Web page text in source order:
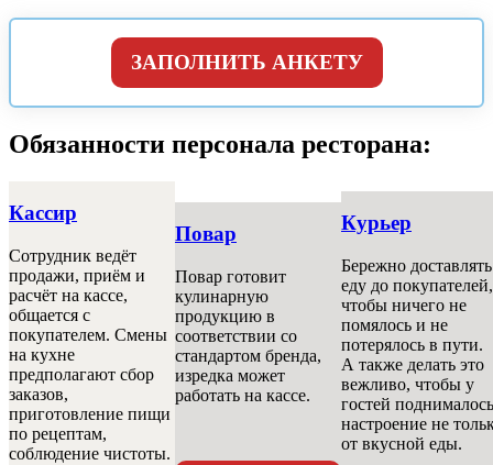
ЗАПОЛНИТЬ АНКЕТУ
Обязанности персонала ресторана:
Кассир
Сотрудник ведёт
продажи, приём и
расчёт на кассе,
общается с
покупателем. Смены
на кухне
предполагают сбор
заказов,
приготовление пищи
по рецептам,
соблюдение чистоты.
Повар
Повар готовит
кулинарную
продукцию в
соответствии со
стандартом бренда,
изредка может
работать на кассе.
Курьер
Бережно доставлять
еду до покупателей,
чтобы ничего не
помялось и не
потерялось в пути.
А также делать это
вежливо, чтобы у
гостей поднималось
настроение не
от вкусной еды.